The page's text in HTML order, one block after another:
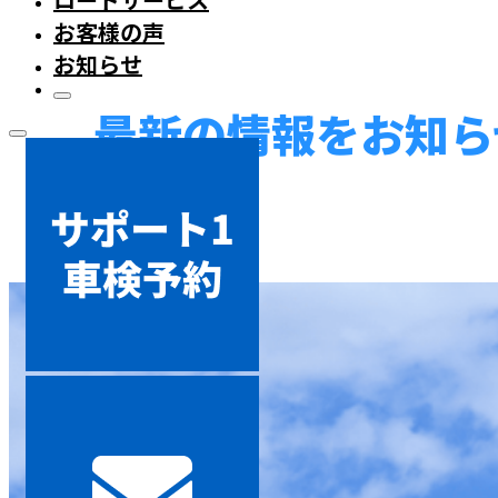
お客様の声
お知らせ
最新の情報をお知